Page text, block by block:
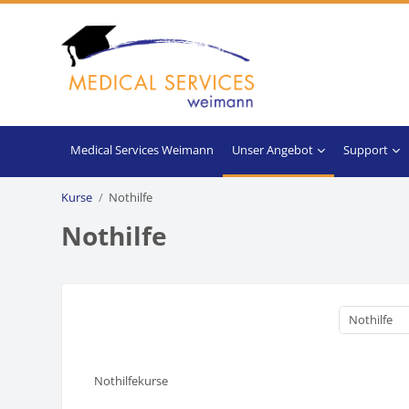
Unser Angebot Support
Kurse Nothilfe
Nothilfe
Nothilfekurse